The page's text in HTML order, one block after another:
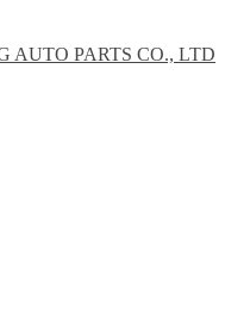
AUTO PARTS CO., LTD